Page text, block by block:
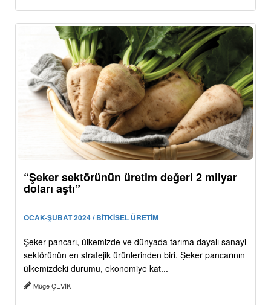
“Şeker sektörünün üretim değeri 2 milyar
doları aştı”
OCAK-ŞUBAT 2024 / BİTKİSEL ÜRETİM
Şeker pancarı, ülkemizde ve dünyada tarıma dayalı sanayi
sektörünün en stratejik ürünlerinden biri. Şeker pancarının
ülkemizdeki durumu, ekonomiye kat...
Müge ÇEVİK